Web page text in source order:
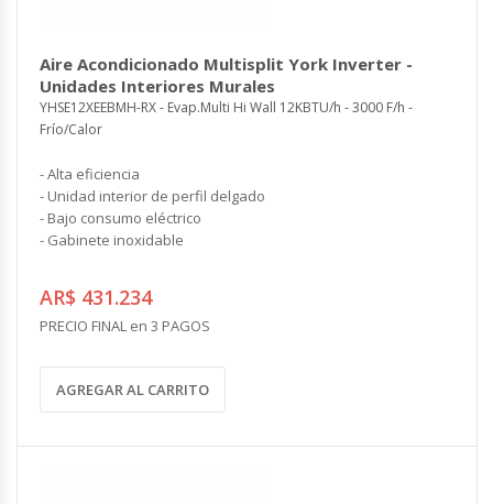
Aire Acondicionado Multisplit York Inverter -
Unidades Interiores Murales
YHSE12XEEBMH-RX - Evap.Multi Hi Wall 12KBTU/h - 3000 F/h -
Frío/Calor
- Alta eficiencia
- Unidad interior de perfil delgado
- Bajo consumo eléctrico
- Gabinete inoxidable
AR$ 431.234
PRECIO FINAL en 3 PAGOS
AGREGAR AL CARRITO